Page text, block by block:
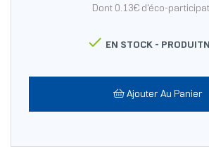
Dont 0.13€ d'éco-
 EN STOCK -
Ajouter Au Panier